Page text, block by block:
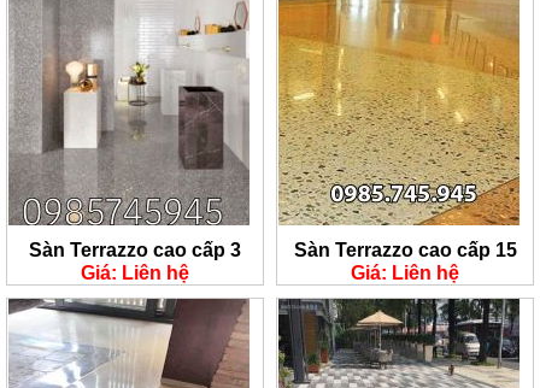
Sàn Terrazzo cao cấp 3
Giá: Liên hệ
Sàn Terrazzo cao cấp 15
Giá: Liên hệ